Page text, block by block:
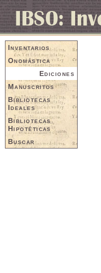
Inventarios
Onomástica
Ediciones
Manuscritos
Bibliotecas
Ideales
Bibliotecas
Hipotéticas
Buscar